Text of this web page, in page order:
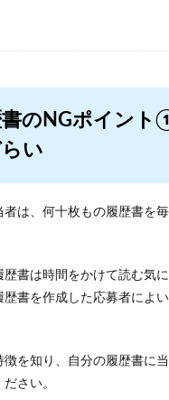
書のNGポイント
い
者は、何十枚もの履歴書を
書は時間をかけて読む気
歴書を作成した応募者によ
を知り、自分の履歴書に
さい。